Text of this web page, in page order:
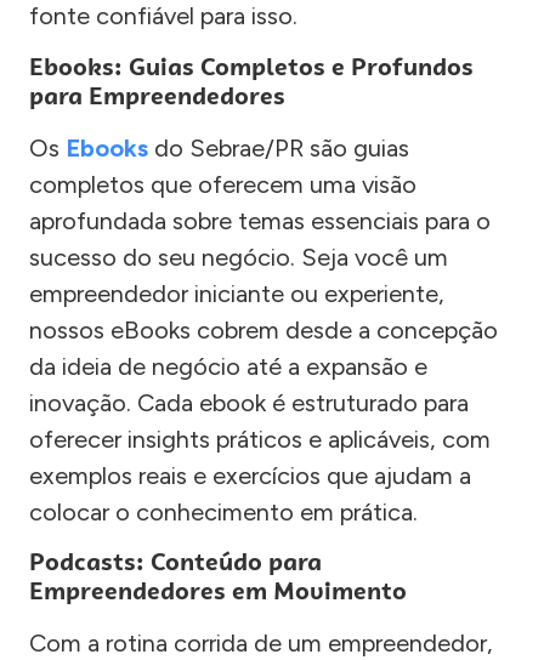
fonte confiável para isso.
Ebooks: Guias Completos e Profundos
para Empreendedores
Os Ebooks do Sebrae/PR são guias
completos que oferecem uma visão
aprofundada sobre temas essenciais para o
sucesso do seu negócio. Seja você um
empreendedor iniciante ou experiente,
nossos eBooks cobrem desde a concepção
da ideia de negócio até a expansão e
inovação. Cada ebook é estruturado para
oferecer insights práticos e aplicáveis, com
exemplos reais e exercícios que ajudam a
colocar o conhecimento em prática.
Podcasts: Conteúdo para
Empreendedores em Movimento
Com a rotina corrida de um empreendedor,